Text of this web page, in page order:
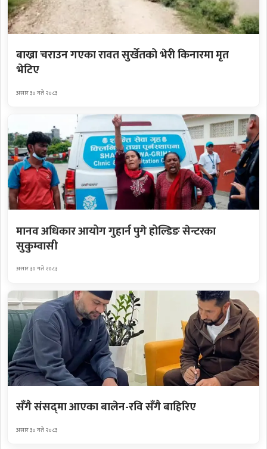
बाख्रा चराउन गएका रावत सुर्खेतको भेरी किनारमा मृत
भेटिए
असार ३० गते २०८३
मानव अधिकार आयोग गुहार्न पुगे होल्डिङ सेन्टरका
सुकुम्वासी
असार ३० गते २०८३
सँगै संसद्‌मा आएका बालेन-रवि सँगै बाहिरिए
असार ३० गते २०८३